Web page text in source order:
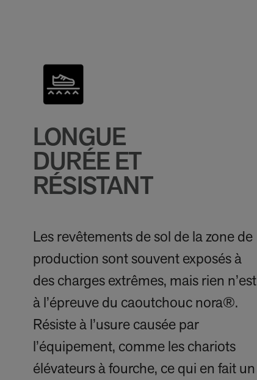
LONGUE
DURÉE ET
RÉSISTANT
Les revêtements de sol de la zone de
production sont souvent exposés à
des charges extrêmes, mais rien n’est
à l’épreuve du caoutchouc nora®.
Résiste à l’usure causée par
l’équipement, comme les chariots
élévateurs à fourche, ce qui en fait un